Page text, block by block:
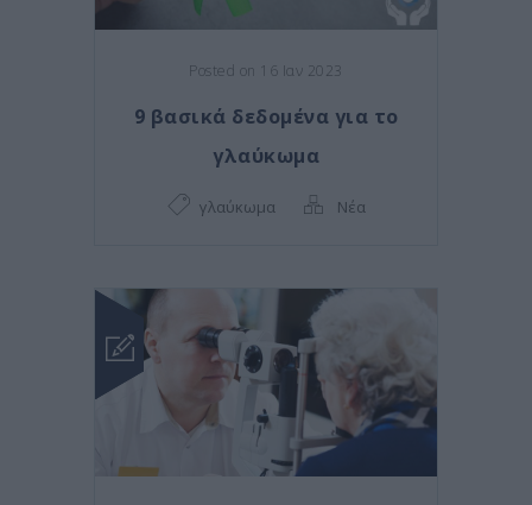
Posted on 16 Ιαν 2023
9 βασικά δεδομένα για το
γλαύκωμα
γλαύκωμα Νέα